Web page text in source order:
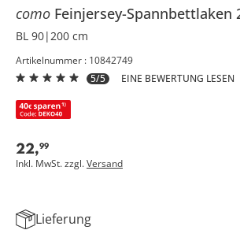
como Feinjersey-Spannbettlaken
BL 90|200 cm
Artikelnummer : 10842749
5/5
EINE BEWERTUNG LESEN
22,99
Inkl. MwSt. zzgl.Versand
Lieferung